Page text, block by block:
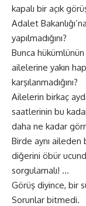
kapalı bir açık
Adalet
yapılmadığını?
Bunca
ailelerine yakın
karşılanmadığını?
Ailelerin birkaç
saatlerinin bu
daha ne kadar
Birde aynı
diğerini öbür
sorgulamalı! …
Görüş diyince, bir
Sorunlar bitmedi.